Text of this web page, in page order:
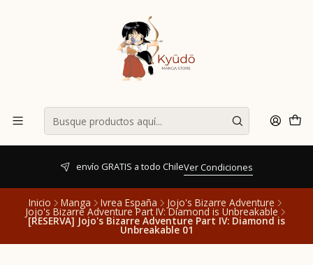
envío GRATIS a todo ChileVer Condiciones
Inicio Manga Ivrea España Jojo's Bizarre Adventure
Jojo's Bizarre Adventure Part IV: Diamond is Unbreakable
[RESERVA] Jojo's Bizarre Adventure Part IV: Diamond is
Unbreakable 01